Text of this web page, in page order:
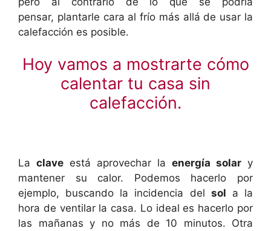
pensar, plantarle cara al frío más allá de usar la
calefacción es posible.
Hoy vamos a mostrarte cómo
calentar tu casa sin
calefacción.
La clave está aprovechar la energía solar y
mantener su calor. Podemos hacerlo por
ejemplo, buscando la incidencia del sol a la
hora de ventilar la casa. Lo ideal es hacerlo por
las mañanas y no más de 10 minutos. Otra